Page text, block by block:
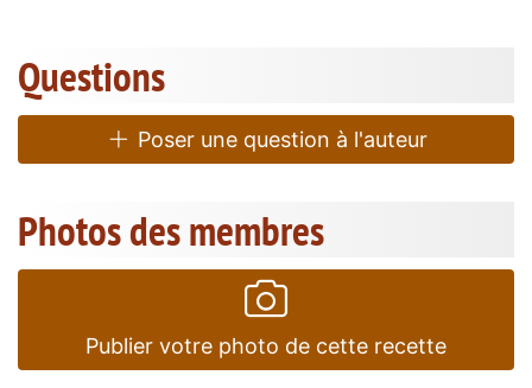
Questions
Poser une question à l'auteur
Photos des membres
Publier votre photo de cette recette